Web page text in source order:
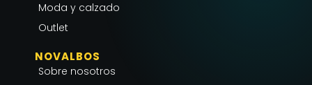
Moda y calzado
Outlet
NOVALBOS
Sobre nosotros